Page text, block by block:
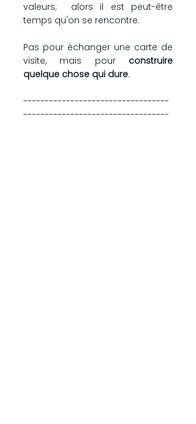
valeurs;  alors il est peut-être
temps qu'on se rencontre.
Pas pour échanger une carte de
visite, mais pour construire
quelque chose qui dure.
----------------------------------
----------------------------------